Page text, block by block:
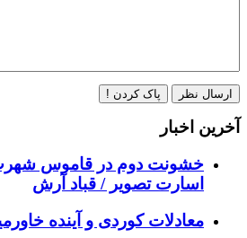
ارسال نظر پاک کردن !
آخرین اخبار
خشونت دوم در قاموس
اسارت تصویر / قباد آرش
معادلات کوردی و آینده